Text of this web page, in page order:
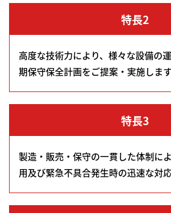
特長2
高度な技術力により、様々な設備の
期保守保全計画をご提案・実施します
特長3
製造・販売・保守の一貫した体制に
用及び緊急不具合発生時の迅速な対応